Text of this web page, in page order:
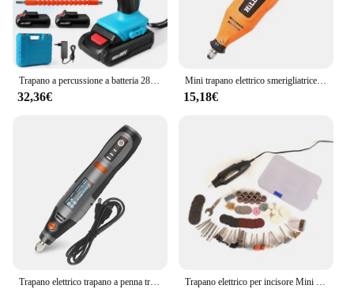
Trapano a percussione a batteria 28V cacciavite multifunzionale trapano elettrico ricaricabile batteria al litio 1350 giri/min utensile elettrico a velocità
32,36€
Mini trapano elettrico smerigliatrice penna per incisione Mini trapano elettrico utensile rotante accessori per rettificatrici
15,18€
Trapano elettrico trapano a penna trapano a mano Cordless ricaricabile Mini strumento rotante USB per strumenti Dremel in metallo per gioielli Trapano elettrico per incisore Mini Dremel Tool trapano elettrico Mini 220V per utensili rotanti con accessori per elettroutensili